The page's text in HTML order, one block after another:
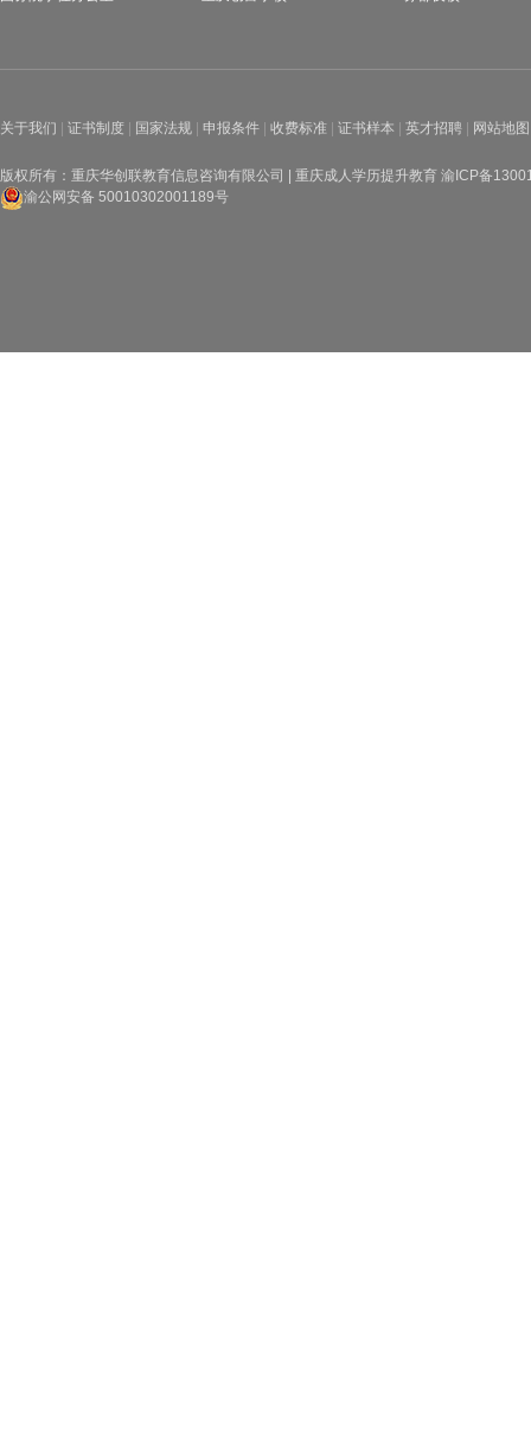
关于我们 证书制度 国家法规 申报条件 收费标准 证书样本 英才招聘 网站地图
版权所有：重庆华创联教育信息咨询有限公司 | 重庆成人学历提升教育 渝ICP备
渝公网安备 50010302001189号